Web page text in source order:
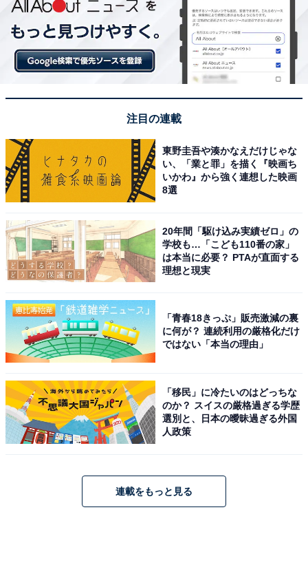
A post shared by 松山ケンイチ (@momiji2022_official)
1位は、松山ケンイチさん。2002年放送の第1シリーズに
登場する生徒の1人、毛利研一を演じています。松山さ
んにとって、『ごくせん』は俳優デビュー作。松山さん
の初々しい金髪姿は貴重な姿です。その後、2004年公開
に公開された映画『デスノート』で謎めいた存在、L役
を演じて大ブレーク。演技力の高さで数多くの作品に出
演しています。
回答者からは、「ごくせんのときはあまり目立ってな
く、後で実は出てましたという映像で知りとてもびっく
りした。しかも映像を見たら当時からオーラが出てい
真面目な役柄のイメージが強いからか、別の人物のよう
に感じて驚いたから」（40代回答しない／滋賀県）、
「あまり似合わない学園ドラマだから」（50代男性／兵
庫県）などのコメントが寄せられました。
※回答者のコメントは原文ママです
この記事の筆者：福島 ゆき プロフィール
心に、オールジャンルで執筆中のライター。時々、店舗
取材などのリポート記事も担当。All AboutおよびAll
注目の連載
東野圭吾や湊かなえだけじゃな
い、「業と罪」を描く『映画ち
いかわ』から強く連想した映画
8選
20年間「駆け込み実績ゼロ」の
学校も…「こども110番の家」
は本当に必要？ PTAが直面する
理想と現実
「青春18きっぷ」販売激減の裏
に何が？ 連続利用の厳格化だけ
ではない「本当の理由」
「移民」に冷たいのはどっちな
のか？ スイスの厳格過ぎる学歴
選別と、日本の曖昧過ぎる外国
人政策
連載をもっと見る